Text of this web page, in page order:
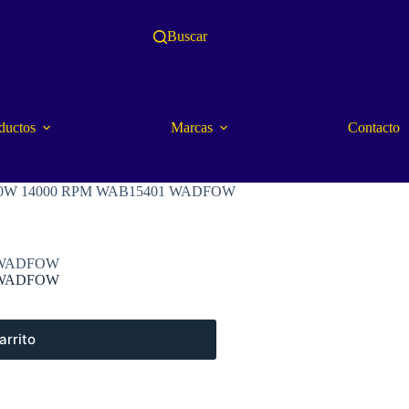
Buscar
Marcas Contacto
14000 RPM WAB15401 WADFOW